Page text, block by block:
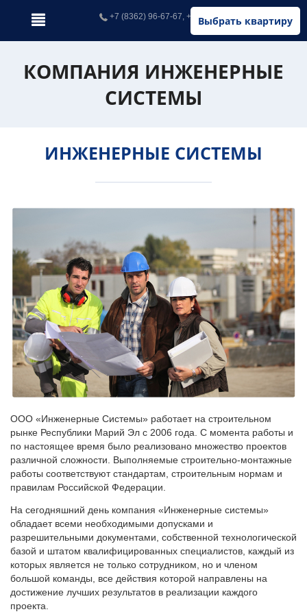
Выбрать квартиру
+7 (8362) 96-67-67, +7 (902) 326-67-67
КОМПАНИЯ ИНЖЕНЕРНЫЕ
СИСТЕМЫ
ИНЖЕНЕРНЫЕ СИСТЕМЫ
ООО «Инженерные Системы» работает на строительном
рынке Республики Марий Эл с 2006 года. С момента работы и
по настоящее время было реализовано множество проектов
различной сложности. Выполняемые строительно-монтажные
работы соответствуют стандартам, строительным нормам и
правилам Российской Федерации.
На сегодняшний день компания «Инженерные системы»
обладает всеми необходимыми допусками и
разрешительными документами, собственной технологической
базой и штатом квалифицированных специалистов, каждый из
которых является не только сотрудником, но и членом
большой команды, все действия которой направлены на
достижение лучших результатов в реализации каждого
проекта.